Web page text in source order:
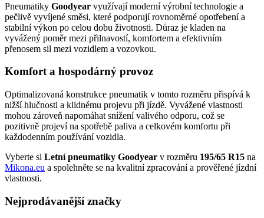
Pneumatiky Goodyear využívají moderní výrobní technologie a
pečlivě vyvíjené směsi, které podporují rovnoměrné opotřebení a
stabilní výkon po celou dobu životnosti. Důraz je kladen na
vyvážený poměr mezi přilnavostí, komfortem a efektivním
přenosem sil mezi vozidlem a vozovkou.
Komfort a hospodárný provoz
Optimalizovaná konstrukce pneumatik v tomto rozměru přispívá k
nižší hlučnosti a klidnému projevu při jízdě. Vyvážené vlastnosti
mohou zároveň napomáhat snížení valivého odporu, což se
pozitivně projeví na spotřebě paliva a celkovém komfortu při
každodenním používání vozidla.
Vyberte si Letní pneumatiky Goodyear v rozměru 195/65 R15 na
Mikona.eu a spolehněte se na kvalitní zpracování a prověřené jízdní
vlastnosti.
Nejprodávanější značky